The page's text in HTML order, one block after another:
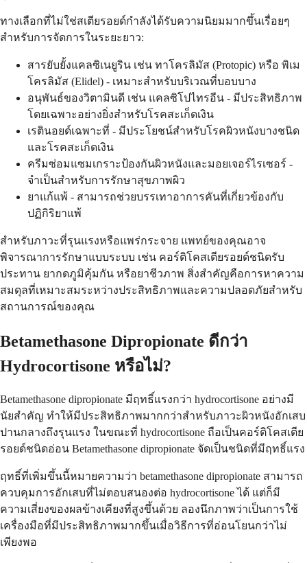
ทางเลือกที่ไม่ใช่สเตียรอยด์กำลังได้รับความนิยมมากขึ้นเรื่อยๆ
สำหรับการจัดการในระยะยาว:
สารยับยั้งแคลซิเนยูริน เช่น ทาโครลิมัส (Protopic) หรือ พิเม
โครลิมัส (Elidel) - เหมาะสำหรับบริเวณที่บอบบาง
อนุพันธ์ของวิตามินดี เช่น แคลซิโปไทรอีน - มีประสิทธิภาพ
โดยเฉพาะอย่างยิ่งสำหรับโรคสะเก็ดเงิน
เรตินอยด์เฉพาะที่ - มีประโยชน์สำหรับโรคผิวหนังบางชนิด
และโรคสะเก็ดเงิน
ครีมซ่อมแซมเกราะป้องกันผิวหนังและมอยเจอร์ไรเซอร์ -
จำเป็นสำหรับการรักษาสุขภาพผิว
ยาแก้แพ้ - สามารถช่วยบรรเทาอาการคันที่เกี่ยวข้องกับ
ปฏิกิริยาแพ้
สำหรับภาวะที่รุนแรงหรือแพร่กระจาย แพทย์ของคุณอาจ
พิจารณาการรักษาแบบระบบ เช่น คอร์ติโคสเตียรอยด์ชนิดรับ
ประทาน ยากดภูมิคุ้มกัน หรือยาชีวภาพ สิ่งสำคัญคือการหาความ
สมดุลที่เหมาะสมระหว่างประสิทธิภาพและความปลอดภัยสำหรับ
สถานการณ์ของคุณ
Betamethasone Dipropionate ดีกว่า
Hydrocortisone หรือไม่?
Betamethasone dipropionate มีฤทธิ์แรงกว่า hydrocortisone อย่างมี
นัยสำคัญ ทำให้มีประสิทธิภาพมากกว่าสำหรับภาวะผิวหนังอักเสบ
ปานกลางถึงรุนแรง ในขณะที่ hydrocortisone ถือเป็นคอร์ติโคสเตีย
รอยด์ชนิดอ่อน Betamethasone dipropionate จัดเป็นชนิดที่มีฤทธิ์แรง
ฤทธิ์ที่เพิ่มขึ้นนี้หมายความว่า betamethasone dipropionate สามารถ
ควบคุมการอักเสบที่ไม่ตอบสนองต่อ hydrocortisone ได้ แต่ก็มี
ความเสี่ยงของผลข้างเคียงที่สูงขึ้นด้วย ลองนึกภาพว่าเป็นการใช้
เครื่องมือที่มีประสิทธิภาพมากขึ้นเมื่อวิธีการที่อ่อนโยนกว่าไม่
เพียงพอ